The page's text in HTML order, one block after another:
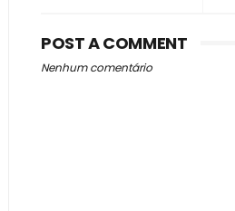
POST A COMMENT
Nenhum comentário